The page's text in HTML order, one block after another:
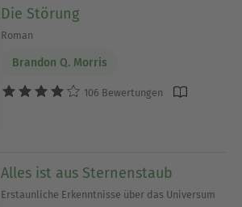
Die Störung
Roman
Brandon Q. Morris
106 Bewertungen
Alles ist aus Sternenstaub
Erstaunliche Erkenntnisse über das Universum